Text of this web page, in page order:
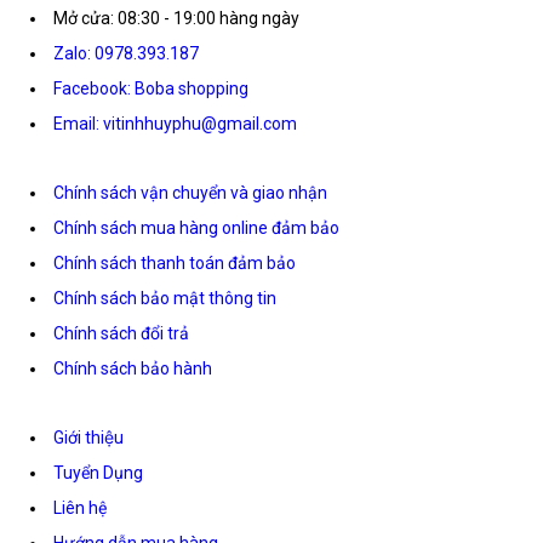
Mở cửa: 08:30 - 19:00 hàng ngày
Zalo: 0978.393.187
Facebook: Boba shopping
Email: vitinhhuyphu@gmail.com
Chính sách vận chuyển và giao nhận
Chính sách mua hàng online đảm bảo
Chính sách thanh toán đảm bảo
Chính sách bảo mật thông tin
Chính sách đổi trả
Chính sách bảo hành
Giới thiệu
Tuyển Dụng
Liên hệ